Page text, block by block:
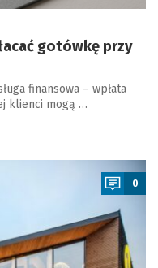
gotówkę przy
finansowa – wpłata
klienci mogą …
0